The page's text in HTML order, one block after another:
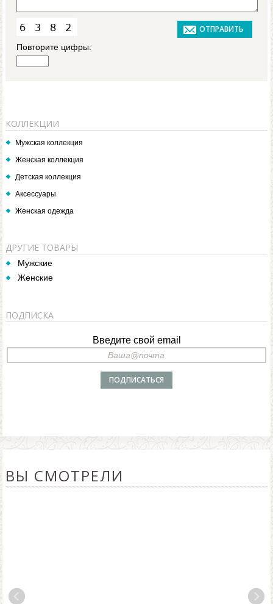
Повторите цифры:
КОЛЛЕКЦИИ
Мужская коллекция
Женская коллекция
Детская коллекция
Аксессуары
Женская одежда
ДРУГИЕ ТОВАРЫ
Мужские
Женские
ПОДПИСКА
Введите свой email
ВЫ СМОТРЕЛИ